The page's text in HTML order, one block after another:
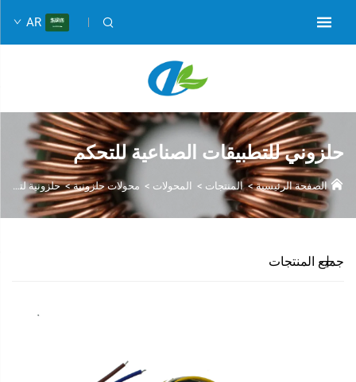
AR
حلزوني للتطبيقات الصناعية للتحكم
الصفحة الرئيسية>المنتجات > المحولات > محولات حلزونية>حلزونية لتطبيقات التحكم الصناعي
جميع المنتجات